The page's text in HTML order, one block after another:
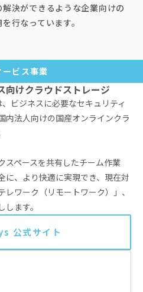
決ができるような企業向けの
⾏なっています。
ビス事業
けクラウドストレージ
ビジネスに必要なセキュリティ
内法人向けの国産オンラインクラ
スペースを共有したチーム作業
に、より快適に実現でき、現在対
ワーク（リモートワーク）」、
ます。
公式サイト